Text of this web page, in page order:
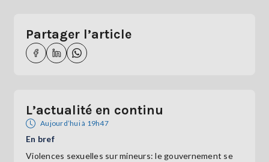
Partager l’article
L’actualité en continu
Aujourd’hui à 19h47
En bref
Violences sexuelles sur mineurs: le gouvernement se